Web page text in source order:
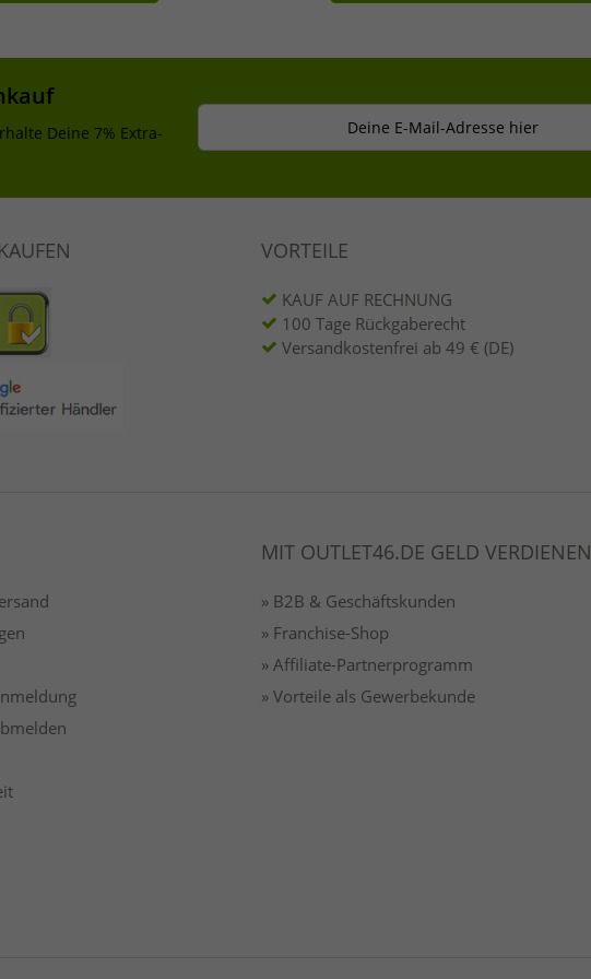
Deine 7% Extra- Deine E-Mail-Adresse hier
VORTEILE
KAUF AUF RECHNUNG
100 Tage Rückgaberecht
Versandkostenfrei ab 49 € (DE)
MIT OUTLET46.DE GELD VERDIENEN
» B2B & Geschäftskunden
» Franchise-Shop
» Affiliate-Partnerprogramm
» Vorteile als Gewerbekunde